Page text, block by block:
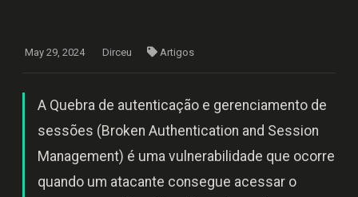
May 29, 2024 Dirceu Artigos
A Quebra de autenticação e gerenciamento de
sessões (Broken Authentication and Session
Management) é uma vulnerabilidade que ocorre
quando um atacante consegue acessar o